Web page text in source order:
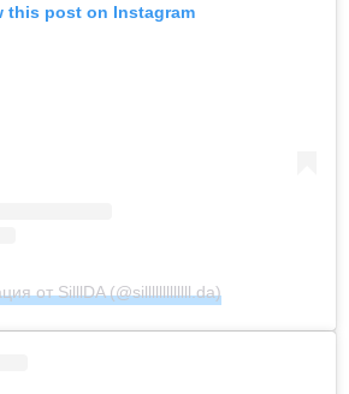
this post on Instagram
от SilllDA (@silllllllllllll.da)